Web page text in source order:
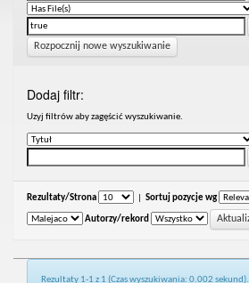
Rozpocznij nowe wyszukiwanie
Dodaj filtr:
Uzyj filtrów aby zagęścić wyszukiwanie.
Rezultaty/Strona Sortuj pozycje wg
Autorzy/rekord
Rezultaty 1-1 z 1 (Czas wyszukiwania: 0.002 sekund).